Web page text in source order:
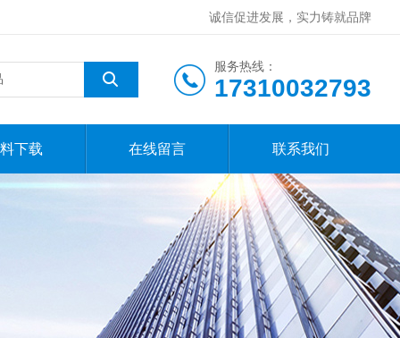
诚信促进发展，实力铸就品牌
服务热线：
17310032793
下载 在线留言 联系我们